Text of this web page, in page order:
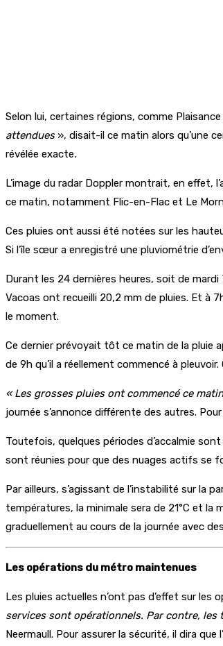
Selon lui, certaines régions, comme
attendues», disait-il ce matin alors qu’une
révélée exacte.
L’image du radar Doppler montrait, en effet,
ce matin, notamment Flic-en-Flac et Le
Ces pluies ont aussi été notées sur les
Si l’île sœur a enregistré une pluviométrie
Durant les 24 dernières heures, soit de
Vacoas ont recueilli 20,2 mm de pluies. Et à
le moment.
Ce dernier prévoyait tôt ce matin de la pluie
de 9h qu’il a réellement commencé à
« Les grosses pluies ont commencé ce
journée s’annonce différente des autres.
Toutefois, quelques périodes d’accalmie
sont réunies pour que des nuages actifs se
Par ailleurs, s’agissant de l’instabilité sur la
températures, la minimale sera de 21°C et
graduellement au cours de la journée avec
Les opérations du métro maintenues
Les pluies actuelles n’ont pas d’effet sur les
services sont opérationnels. Par contre,
Neermaull. Pour assurer la sécurité, il dira